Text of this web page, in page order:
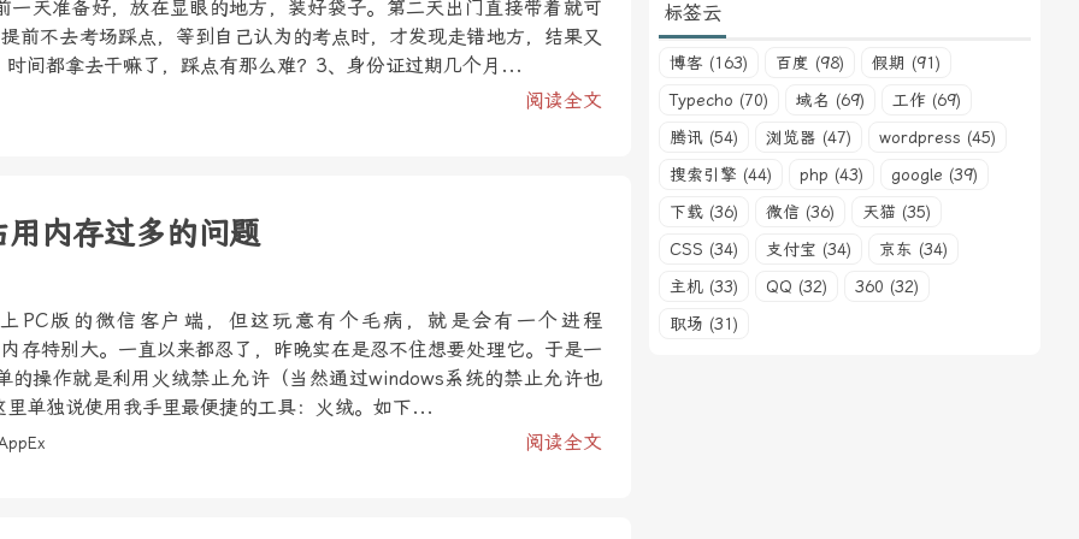
一天准备好，放在显眼的地方，装好袋子。第二天出门直接带着就可
前不去考场踩点，等到自己认为的考点时，才发现走错地方，结果又
间都拿去干嘛了，踩点有那么难？3、身份证过期几个月...
阅读全文
内存过多的问题
PC版的微信客户端，但这玩意有个毛病，就是会有一个进程
存特别大。一直以来都忍了，昨晚实在是忍不住想要处理它。于是一
的操作就是利用火绒禁止允许（当然通过windows系统的禁止允许也
单独说使用我手里最便捷的工具：火绒。如下...
阅读全文
标签云
博客 (163) 百度 (98)
假期 (91)
Typecho (70)
域名 (69)
工作 (69)
腾讯 (54)
浏览器 (47)
wordpress (45)
搜索引擎 (44)
php (43)
google (39)
下载 (36)
微信 (36)
天猫 (35)
CSS (34)
支付宝 (34)
京东 (34)
主机 (33)
QQ (32)
360 (32)
职场 (31)